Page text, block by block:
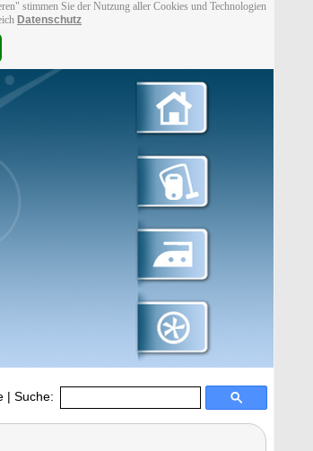
stimmen Sie der Nutzung aller Cookies und Technologien
Datenschutz
| Suche: